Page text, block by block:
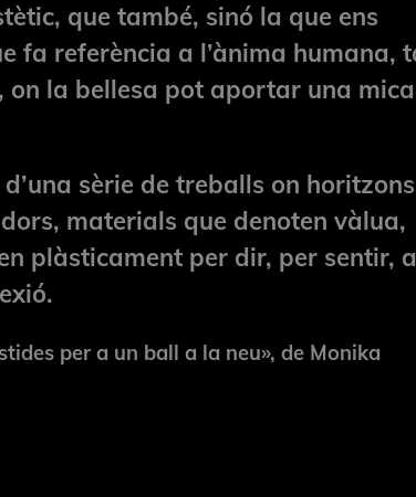
que també, sinó la que ens
fa referència a l’ànima humana,
on la bellesa pot aportar una
sèrie de treballs on
materials que denoten vàlua,
plàsticament per dir, per sentir,
reflexió.
per a un ball a la neu», de Monika